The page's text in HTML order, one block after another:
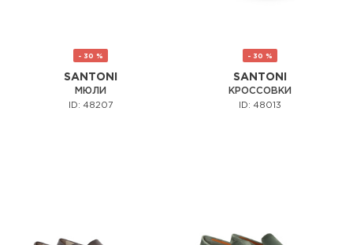
- 30 %
SANTONI
МЮЛИ
ID: 48207
- 30 %
SANTONI
КРОССОВКИ
ID: 48013